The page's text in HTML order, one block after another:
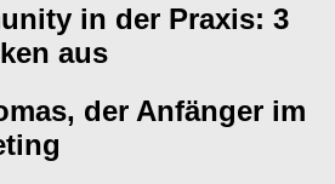
in der Praxis: 3
aus
der Anfänger im